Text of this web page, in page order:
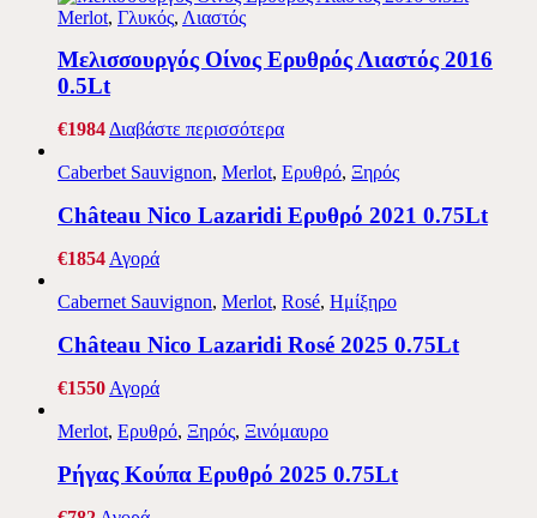
Merlot, Γλυκός, Λιαστός
Μελισσουργός Οίνος Ερυθρός Λιαστός 2016
0.5Lt
€1984 Διαβάστε περισσότερα
Caberbet Sauvignon, Merlot, Ερυθρό, Ξηρός
Château Nico Lazaridi Ερυθρό 2021 0.75Lt
€1854 Αγορά
Cabernet Sauvignon, Merlot, Rosé, Ημίξηρο
Château Nico Lazaridi Rosé 2025 0.75Lt
€1550 Αγορά
Merlot, Ερυθρό, Ξηρός, Ξινόμαυρο
Ρήγας Κούπα Ερυθρό 2025 0.75Lt